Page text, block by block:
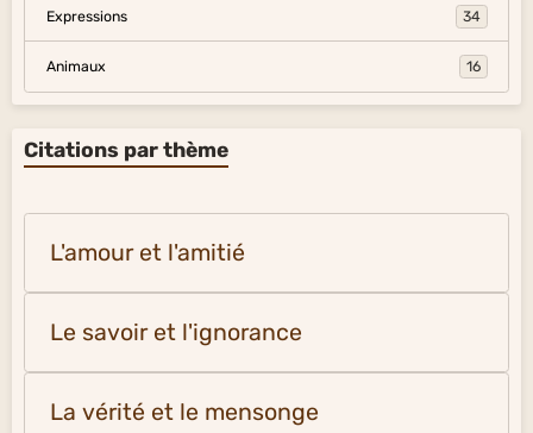
Expressions 34
Animaux 16
Citations par thème
L'amour et l'amitié
Le savoir et l'ignorance
La vérité et le mensonge